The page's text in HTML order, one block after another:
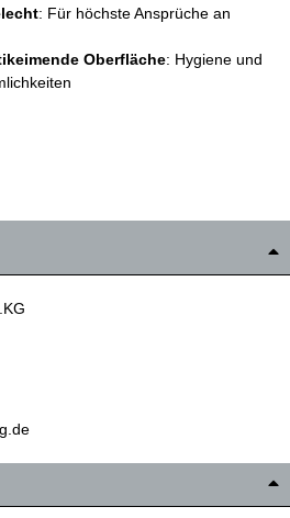
: Für höchste Ansprüche an
Oberfläche: Hygiene und